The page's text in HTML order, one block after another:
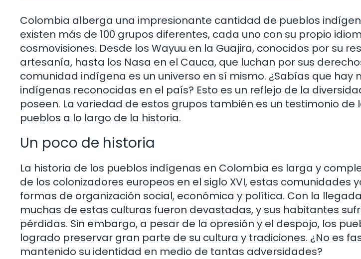
Colombia alberga una impresionante cantidad de pueblos
existen más de 100 grupos diferentes, cada uno con su propio
cosmovisiones. Desde los Wayuu en la Guajira, conocidos por su
artesanía, hasta los Nasa en el Cauca, que luchan por sus
comunidad indígena es un universo en sí mismo. ¿Sabías que hay
indígenas reconocidas en el país? Esto es un reflejo de la
poseen. La variedad de estos grupos también es un testimonio de
pueblos a lo largo de la historia.
Un poco de historia
La historia de los pueblos indígenas en Colombia es larga y
de los colonizadores europeos en el siglo XVI, estas comunidades
formas de organización social, económica y política. Con la
muchas de estas culturas fueron devastadas, y sus habitantes
pérdidas. Sin embargo, a pesar de la opresión y el despojo, los
logrado preservar gran parte de su cultura y tradiciones. ¿No es
mantenido su identidad en medio de tantas adversidades?